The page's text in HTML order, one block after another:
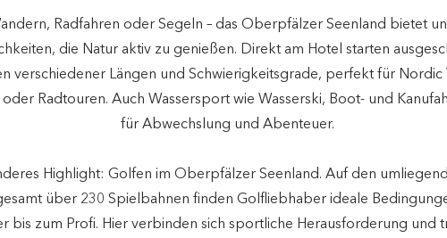
Radfahren oder Segeln – das Oberpfälzer Seenland bietet
die Natur aktiv zu genießen. Direkt am Hotel starten
verschiedener Längen und Schwierigkeitsgrade, perfekt für Nordic
Radtouren. Auch Wassersport wie Wasserski, Boot- und
für Abwechslung und Abenteuer.
Highlight: Golfen im Oberpfälzer Seenland. Auf den
über 230 Spielbahnen finden Golfliebhaber ideale
bis zum Profi. Hier verbinden sich sportliche Herausforderung und